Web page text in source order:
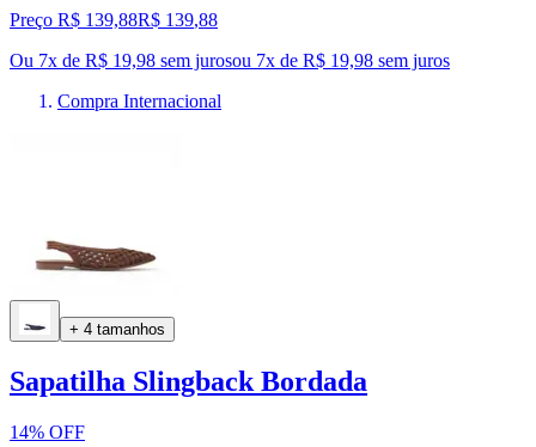
Preço R$ 139,88R$ 139,88
Ou 7x de R$ 19,98 sem jurosou 7x de R$ 19,98 sem juros
Compra Internacional
+ 4 tamanhos
Sapatilha Slingback Bordada
14% OFF